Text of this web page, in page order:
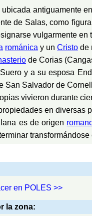
antiguamente
de Salas, como
vulgarmente
románica y un Cristo de
de Corias
y a su esposa
San Salvador de
vivieron durante
en diversas
es de origen
transformándose
en POLES >>
la zona: